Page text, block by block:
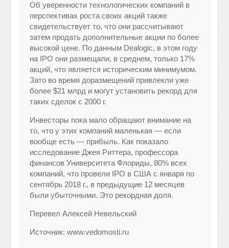
Об уверенности технологических компаний в
перспективах роста своих акций также
свидетельствует то, что они рассчитывают
затем продать дополнительные акции по более
высокой цене. По данным Dealogic, в этом году
на IPO они размещали, в среднем, только 17%
акций, что является историческим минимумом.
Зато во время доразмещений привлекли уже
более $21 млрд и могут установить рекорд для
таких сделок с 2000 г.
Инвесторы пока мало обращают внимание на
то, что у этих компаний маленькая — если
вообще есть — прибыль. Как показало
исследование Джея Риттера, профессора
финансов Университета Флориды, 80% всех
компаний, что провели IPO в США с января по
сентябрь 2018 г., в предыдущие 12 месяцев
были убыточными. Это рекордная доля.
Перевел Алексей Невельский
Источник: www.vedomosti.ru